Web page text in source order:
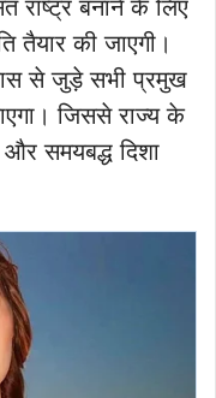
राष्ट्र बनाने के लिए
तैयार की जाएगी।
से जुड़े सभी प्रमुख
जिससे राज्य के
समयबद्ध दिशा